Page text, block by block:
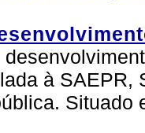
à
Situado